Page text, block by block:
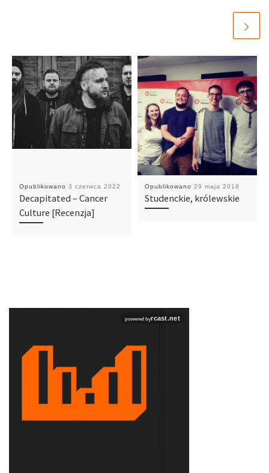
Opublikowano 3 czerwca 2022
Decapitated – Cancer
Culture [Recenzja]
Opublikowano 29 maja 2018
Studenckie, królewskie